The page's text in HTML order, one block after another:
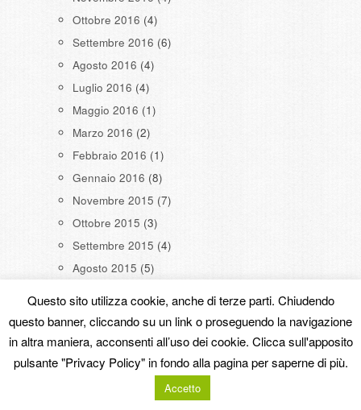
Ottobre 2016 (4)
Settembre 2016 (6)
Agosto 2016 (4)
Luglio 2016 (4)
Maggio 2016 (1)
Marzo 2016 (2)
Febbraio 2016 (1)
Gennaio 2016 (8)
Novembre 2015 (7)
Ottobre 2015 (3)
Settembre 2015 (4)
Agosto 2015 (5)
Maggio 2015
(21)
Aprile 2015(11)
(1)
(1)